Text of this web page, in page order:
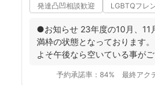
発達凸凹相談歓迎 LGBTQフレ
●お知らせ 23年度の10月、11
満枠の状態となっております
よそ午後なら空いている事が
予約承諾率： 84% 最終アク